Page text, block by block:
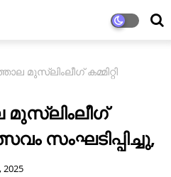
മുസ്ലിംലീഗ് കമ്മിറ്റി
സംഘടിപ്പിച്ചു,